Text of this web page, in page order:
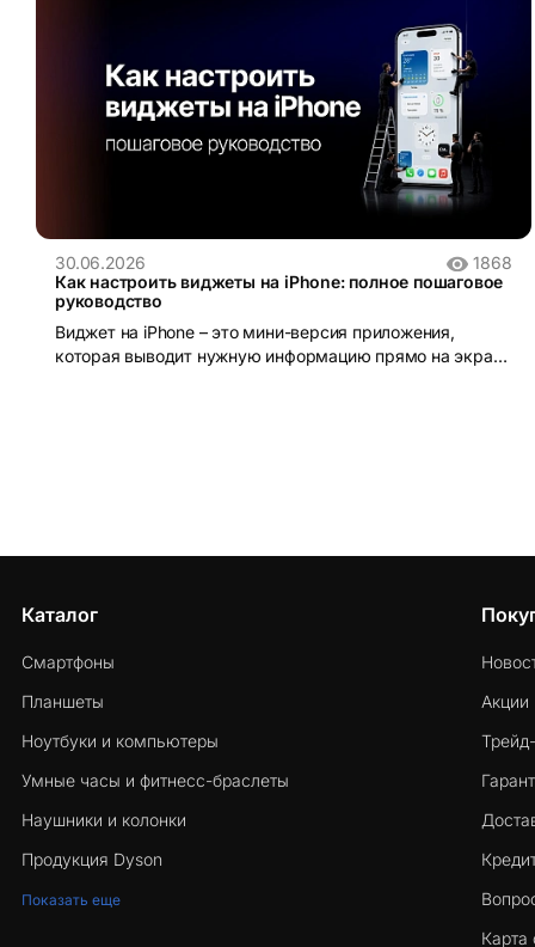
30.06.2026
1868
Как настроить виджеты на iPhone: полное пошаговое
руководство
Виджет на iPhone – это мини-версия приложения,
которая выводит нужную информацию прямо на экран
Каталог
Смартфоны
Планшеты
Ноутбуки и компьютеры
Умные часы и фитнесс-браслеты
Наушники и колонки
Продукция Dyson
Показать еще
Акции
Карта